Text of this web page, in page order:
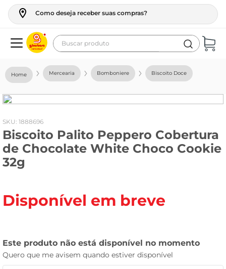
Como deseja receber suas compras?
Buscar produto
Mercearia Bomboniere Biscoito Doce
: 1888696
Biscoito Palito Peppero Cobertura
de Chocolate White Choco Cookie
32g
Disponível em breve
geladeira
fogao
café
cerveja
frango
vinho
tv